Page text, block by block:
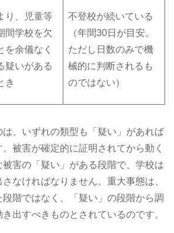
り、児童等
間学校を欠
を余儀なく
疑いがある
き
不登校が続いている
（年間30日が目安。
ただし日数のみで機
械的に判断されるも
のではない）
は、いずれの類型も「疑い」があれば
被害が確定的に証明されてから動く
害の「疑い」がある段階で、学校は
なければなりません。重大事態は、
階ではなく、「疑い」の段階から調
出すべきものとされているのです。